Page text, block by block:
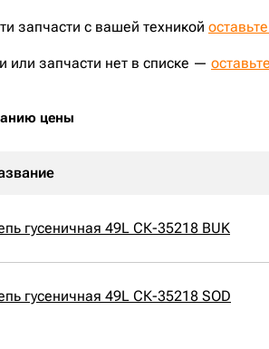
запчасти с вашей техникой
или запчасти нет в списке —
цены
гусеничная 49L СК-35218 BUK
гусеничная 49L СК-35218 SOD